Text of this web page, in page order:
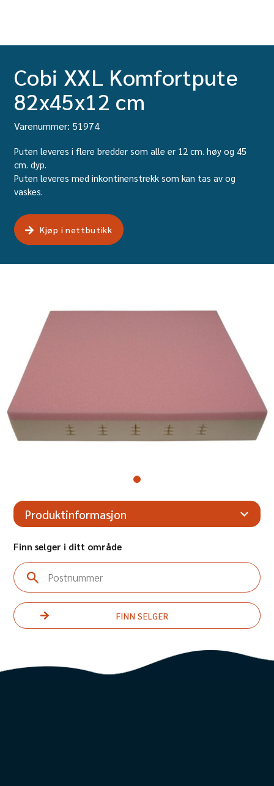
Cobi XXL Komfortpute
82x45x12 cm
Varenummer: 51974
Puten leveres i flere bredder som alle er 12 cm. høy og 45
cm. dyp.
Puten leveres med inkontinenstrekk som kan tas av og
vaskes.
Kjøp i nettbutikk
Produktinformasjon
Finn selger i ditt område
Postnummer